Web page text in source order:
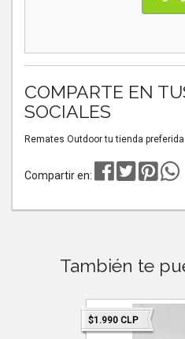
COMPARTE EN
SOCIALES
Remates Outdoor tu tienda preferida.
Compartir en:
También te
$1.990 CLP